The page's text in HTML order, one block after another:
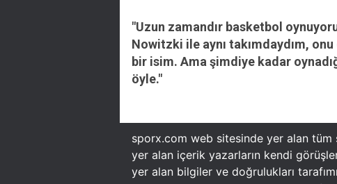
"Uzun zamandır basketbol
Nowitzki ile aynı takımdaydım,
bir isim. Ama şimdiye kadar
öyle."
sporx.com web sitesinde yer alan tüm
yer alan içerik yazarların kendi
yer alan bilgiler ve doğrulukları